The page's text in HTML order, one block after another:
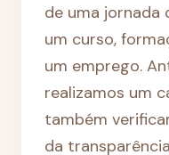
de uma jornada
um curso,
um emprego.
realizamos um
também
da